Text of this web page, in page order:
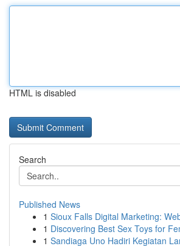
HTML is disabled
Search
Published News
1 Sioux Falls Digital Marketing:
1 Discovering Best Sex Toys for
1 Sandiaga Uno Hadiri Kegiatan